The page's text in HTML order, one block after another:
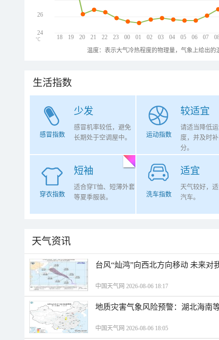
18 19 20 21 22 23 00 01 02 03 04 05 06 07
26
24
℃
温度：表示大气冷热程度的物理量，气象上给出
生活指数
少发
感冒指数
感冒机率较低，避免
长期处于空调屋中。
较适宜
运动指数
请适当降低
度，并及时
分。
短袖
穿衣指数
适合穿T恤、短薄外套
等夏季服装。
适宜
洗车指数
天气较好，
汽车。
天气资讯
台风“灿鸿”向西北方向移动 未来对
中国天气网 2026-08-06 18:17
地质灾害气象风险预警：湖北海南
中国天气网 2026-08-06 18:05